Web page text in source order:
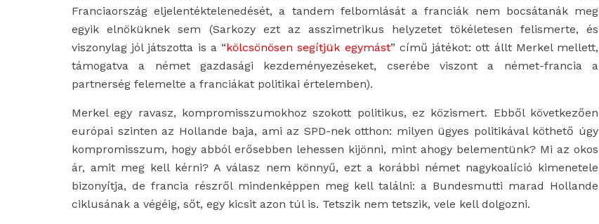
Franciaország eljelentéktelenedését, a tandem felbomlását a franciák nem bocsátanák meg
egyik elnöküknek sem (Sarkozy ezt az asszimetrikus helyzetet tökéletesen felismerte, és
viszonylag jól játszotta is a “kölcsönösen segítjük egymást” című játékot: ott állt Merkel mellett,
támogatva a német gazdasági kezdeményezéseket, cserébe viszont a német-francia a
partnerség felemelte a franciákat politikai értelemben).
Merkel egy ravasz, kompromisszumokhoz szokott politikus, ez közismert. Ebből következően
európai szinten az Hollande baja, ami az SPD-nek otthon: milyen ügyes politikával köthető úgy
kompromisszum, hogy abból erősebben lehessen kijönni, mint ahogy belementünk? Mi az okos
ár, amit meg kell kérni? A válasz nem könnyű, ezt a korábbi német nagykoalíció kimenetele
bizonyítja, de francia részről mindenképpen meg kell találni: a Bundesmutti marad Hollande
ciklusának a végéig, sőt, egy kicsit azon túl is. Tetszik nem tetszik, vele kell dolgozni.